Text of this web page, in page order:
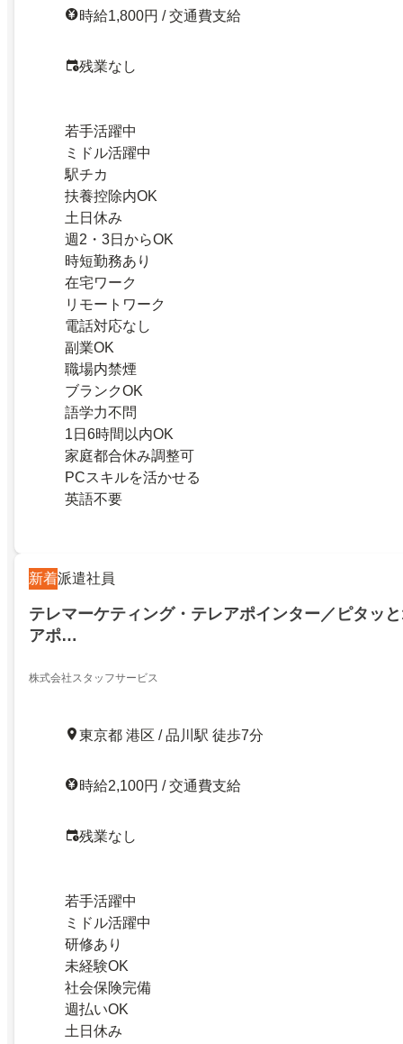
時給1,800円 / 交通費支給
残業なし
若手活躍中
ミドル活躍中
駅チカ
扶養控除内OK
土日休み
週2・3日からOK
時短勤務あり
在宅ワーク
リモートワーク
電話対応なし
副業OK
職場内禁煙
ブランクOK
語学力不問
1日6時間以内OK
家庭都合休み調整可
PCスキルを活かせる
英語不要
新着派遣社員
テレマーケティング・テレアポインター／ピタッ
アポ…
株式会社スタッフサービス
東京都 港区 / 品川駅 徒歩7分
時給2,100円 / 交通費支給
残業なし
若手活躍中
ミドル活躍中
研修あり
未経験OK
社会保険完備
週払いOK
土日休み